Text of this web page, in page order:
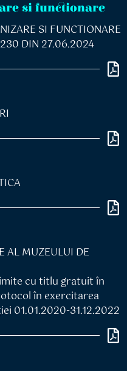
si functionare
SI FUNCTIONARE
DIN 27.06.2024
AL MUZEULUI DE
cu titlu gratuit în
în exercitarea
01.01.2020-31.12.2022